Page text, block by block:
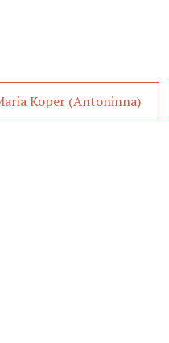
Koper (Antoninna)